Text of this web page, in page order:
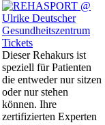
Tickets
Dieser Rehakurs ist
speziell für Patienten
die entweder nur sitzen
oder nur stehen
können. Ihre
zertifizierten Experten